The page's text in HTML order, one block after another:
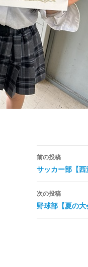
投
稿
ナ
ビ
前の投稿
サッカー部【西
次の投稿
野球部【夏の